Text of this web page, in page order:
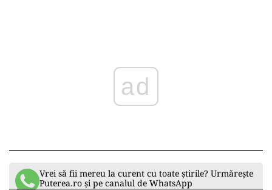
ad
Vrei să fii mereu la curent cu toate știrile? Urmărește
Puterea.ro și pe canalul de WhatsApp